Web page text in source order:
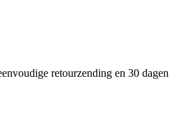
retourzending en 30 dagen